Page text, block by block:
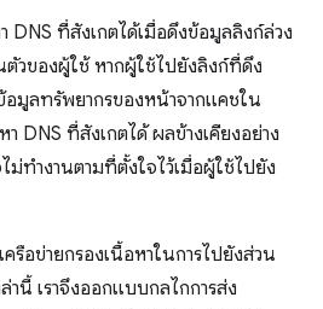
DNS ที่สังเกตได้เมื่อดึงข้อมูลลิงก์ล่วง
วของผู้ใช้ หากผู้ใช้ไปยังลิงก์ที่ดึง
มูลทรัพยากรของหน้าจากแคชใน
DNS ที่สังเกตได้ ผลข้างเคียงอย่าง
ม่ทำงานตามที่ตั้งใจไว้เมื่อผู้ใช้ไปยัง
อข่ายกรองเนื้อหาในการไปยังส่วน
นี้ เราจึงออกแบบกลไกการส่ง